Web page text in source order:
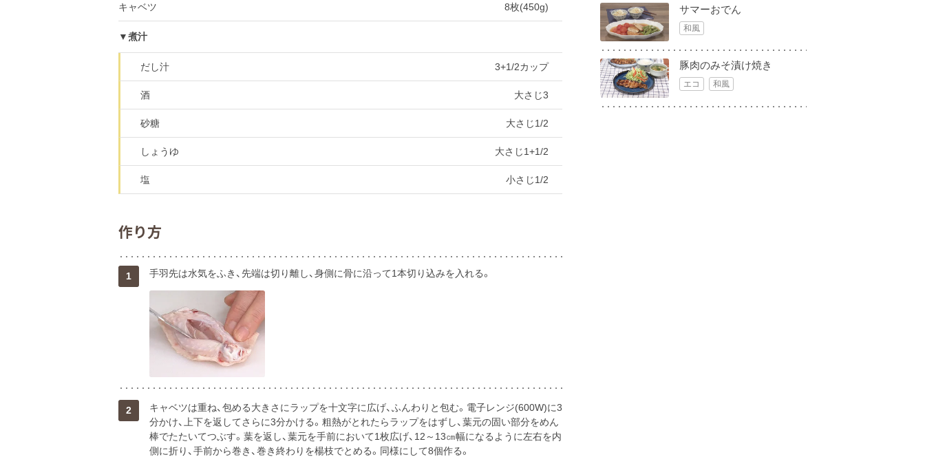
キャベツ 8枚(450g)
▼煮汁
だし汁 3+1/2カップ
酒 大さじ3
砂糖 大さじ1/2
しょうゆ 大さじ1+1/2
塩 小さじ1/2
作り方
1 手羽先は水気をふき、先端は切り離し、身側に骨に沿って1本切り込みを入れる。
2
キャベツは重ね、包める大きさにラップを十文字に広げ、ふんわりと包む。電子レンジ(600W)に3
分かけ、上下を返してさらに3分かける。粗熱がとれたらラップをはずし、葉元の固い部分をめん
棒でたたいてつぶす。葉を返し、葉元を手前において1枚広げ、12～13㎝幅になるように左右を内
側に折り、手前から巻き、巻き終わりを楊枝でとめる。同様にして8個作る。
サマーおでん
和風
豚肉のみそ漬け焼き
エコ 和風